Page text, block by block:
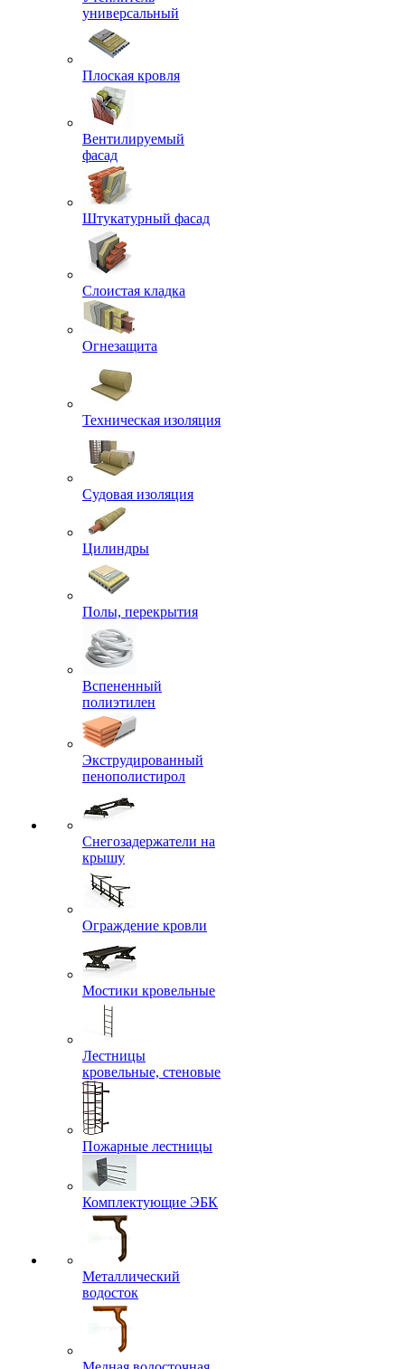
универсальный
Плоская кровля
Вентилируемый
фасад
Штукатурный фасад
Слоистая кладка
Огнезащита
Техническая изоляция
Судовая изоляция
Цилиндры
Полы, перекрытия
Вспененный
полиэтилен
Экструдированный
пенополистирол
Снегозадержатели на
крышу
Ограждение кровли
Мостики кровельные
Лестницы
кровельные, стеновые
Пожарные лестницы
Комплектующие ЭБК
Металлический
водосток